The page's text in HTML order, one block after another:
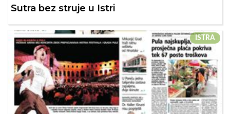
Sutra bez struje u Istri
ISTRA